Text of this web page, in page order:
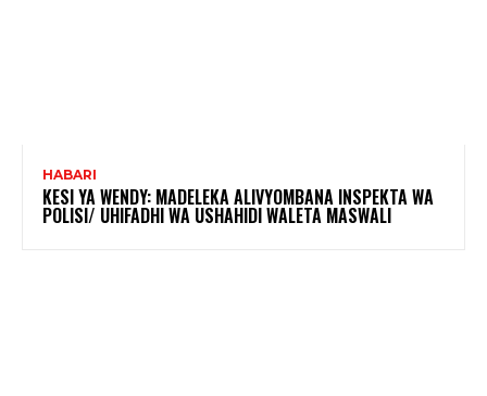
HABARI
KESI YA WENDY: MADELEKA ALIVYOMBANA INSPEKTA WA
POLISI/ UHIFADHI WA USHAHIDI WALETA MASWALI